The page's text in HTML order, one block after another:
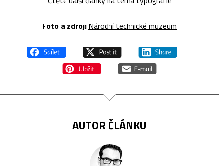
Foto a zdroj: Národní technické muzeum
AUTOR ČLÁNKU